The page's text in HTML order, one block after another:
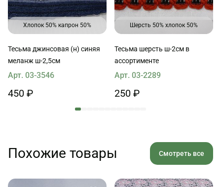
Хлопок 50% капрон 50%
Тесьма джинсовая (н) синяя
меланж ш-2,5см
Арт. 03-3546
450 ₽
Шерсть 50% хлопок 50%
Тесьма шерсть ш-2см в
ассортименте
Арт. 03-2289
250 ₽
Похожие товары Смотреть все